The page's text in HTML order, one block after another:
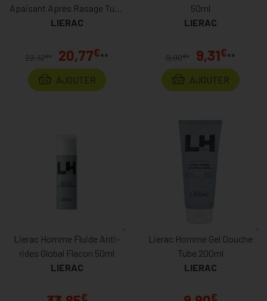
Apaisant Après Rasage Tube
75ml
LIERAC
22,12€* 20,77€**
AJOUTER
50ml
LIERAC
9,90€ * 9,31€**
AJOUTER
Lierac Homme Fluide Anti-
rides Global Flacon 50ml
LIERAC
€
Lierac Homme Gel Douche
Tube 200ml
LIERAC
€